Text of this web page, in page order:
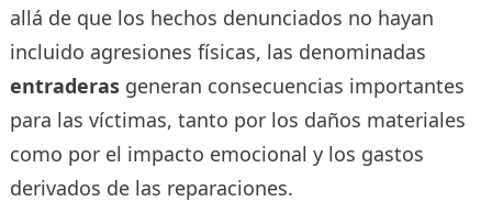
allá de que los hechos denunciados no hayan
incluido agresiones físicas, las denominadas
entraderasgeneran consecuencias importantes
para las víctimas, tanto por los daños materiales
como por el impacto emocional y los gastos
derivados de las reparaciones.